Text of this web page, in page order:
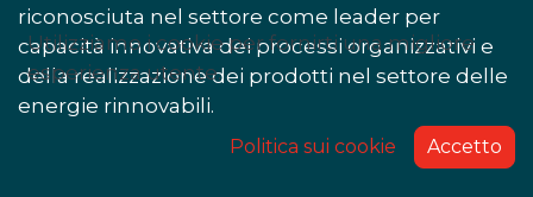
riconosciuta nel settore come leader per
capacità innovativa dei processi organizzativi e
della realizzazione dei prodotti nel settore delle
energie rinnovabili.
Utilizziamo i cookie per fornirti una migliore
esperienza utente.
Politica sui cookie Accetto